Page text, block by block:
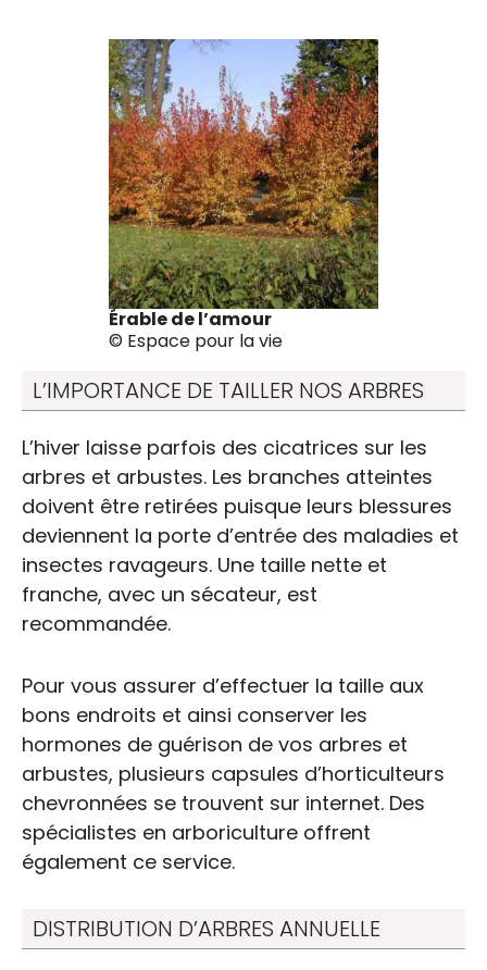
des forêts
Érable de l’amour
© Espace pour la vie
L’IMPORTANCE DE TAILLER NOS ARBRES
L’hiver laisse parfois des cicatrices sur les
arbres et arbustes. Les branches atteintes
doivent être retirées puisque leurs blessures
deviennent la porte d’entrée des maladies et
insectes ravageurs. Une taille nette et
franche, avec un sécateur, est
recommandée.
Pour vous assurer d’effectuer la taille aux
bons endroits et ainsi conserver les
hormones de guérison de vos arbres et
arbustes, plusieurs capsules d’horticulteurs
chevronnées se trouvent sur internet. Des
spécialistes en arboriculture offrent
également ce service.
DISTRIBUTION D’ARBRES ANNUELLE